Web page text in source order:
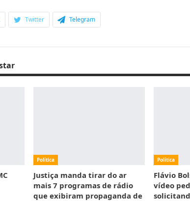
Twitter Telegram
Política
Justiça manda tirar do ar
mais 7 programas de rádio
que exibiram propaganda de
Política
Flávio
vídeo